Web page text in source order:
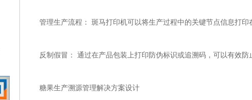
管理生产流程： 斑马打印机可以将生产过程中的关键节点信息打
反制假冒： 通过在产品包装上打印防伪标识或追溯码，可以有效防
糖果生产溯源管理解决方案设计